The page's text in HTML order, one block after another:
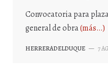
Convocatoria para
general de obra(más…)
HERRERADELDUQUE — 7